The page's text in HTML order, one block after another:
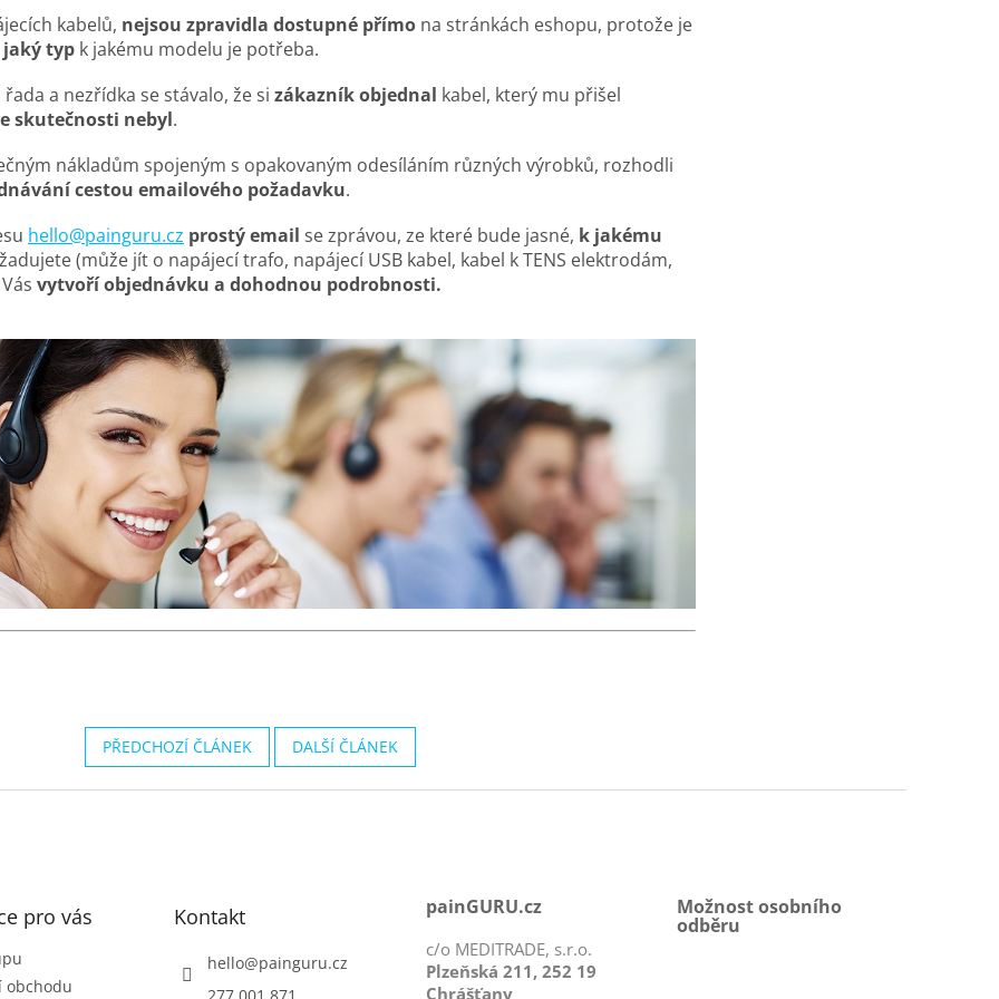
kabelů, nejsou zpravidla dostupné přímo na stránkách eshopu, protože je
jaký typ k jakému modelu je potřeba.
a nezřídka se stávalo, že si zákazník objednal kabel, který mu přišel
skutečnosti nebyl.
nákladům spojeným s opakovaným odesíláním různých výrobků, rozhodli
cestou emailového požadavku.
hello@painguru.cz prostý email se zprávou, ze které bude jasné, k jakému
(může jít o napájecí trafo, napájecí USB kabel, kabel k TENS elektrodám,
vytvoří objednávku a dohodnou podrobnosti.
PŘEDCHOZÍ ČLÁNEK DALŠÍ ČLÁNEK
pro vás
obchodu
Kontakt
hello@painguru.cz
277 001 871
painGURU.cz
c/o MEDITRADE, s.r.o.
Plzeňská 211, 252 19
Chrášťany
Možnost osobního
odběru